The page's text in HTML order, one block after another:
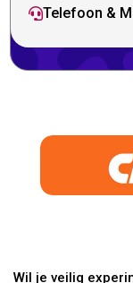
Telefoon &
Wil je veilig